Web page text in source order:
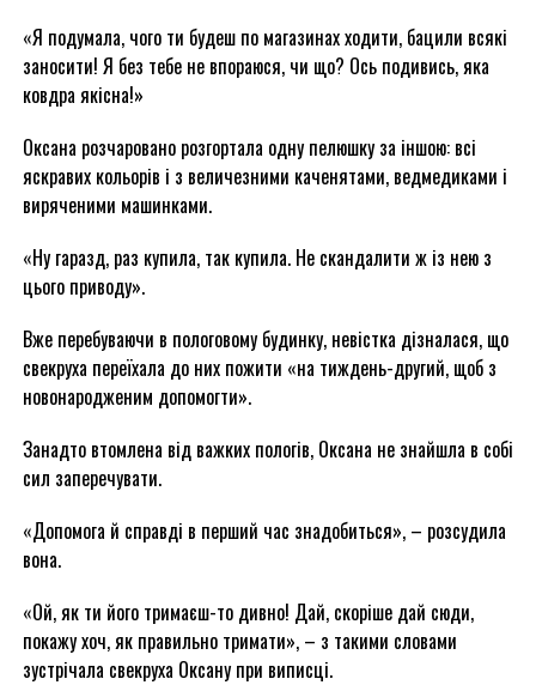
«Я подумала, чого ти будеш по магазинах ходити, бацили всякі
заносити! Я без тебе не впораюся, чи що? Ось подивись, яка
ковдра якісна!»
Оксана розчаровано розгортала одну пелюшку за іншою: всі
яскравих кольорів і з величезними каченятами, ведмедиками і
виряченими машинками.
«Ну гаразд, раз купила, так купила. Не скандалити ж із нею з
цього приводу».
Вже перебуваючи в пологовому будинку, невістка дізналася, що
свекруха переїхала до них пожити «на тиждень-другий, щоб з
новонародженим допомогти».
Занадто втомлена від важких пологів, Оксана не знайшла в собі
сил заперечувати.
«Допомога й справді в перший час знадобиться», – розсудила
вона.
«Ой, як ти його тримаєш-то дивно! Дай, скоріше дай сюди,
покажу хоч, як правильно тримати», – з такими словами
зустрічала свекруха Оксану при виписці.